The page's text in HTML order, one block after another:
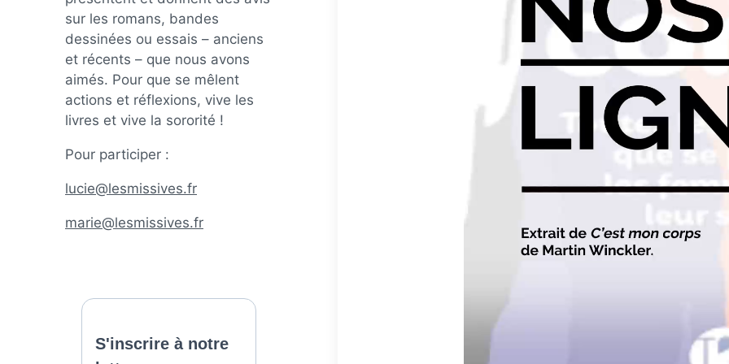
sur les romans, bandes
dessinées ou essais – anciens
et récents – que nous avons
aimés. Pour que se mêlent
actions et réflexions, vive les
livres et vive la sororité !
Pour participer :
lucie@lesmissives.fr
marie@lesmissives.fr